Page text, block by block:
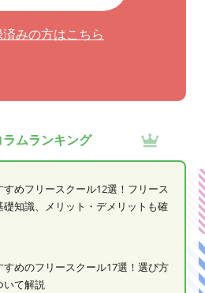
みの方はこちら
ラムランキング
すめフリースクール12選！フリース
礎知識、メリット・デメリットも確
すめのフリースクール17選！選び方
いて解説